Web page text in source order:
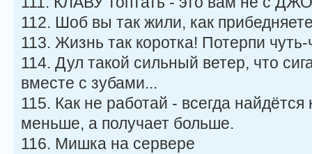
112. Шоб вы так жили, как
113. Жизнь так коротка! Потерпи чуть-
114. Дул такой сильный ветер, что
вместе с зубами...
115. Как не работай - всегда
меньше, а получает больше.
116. Мишка на сервере